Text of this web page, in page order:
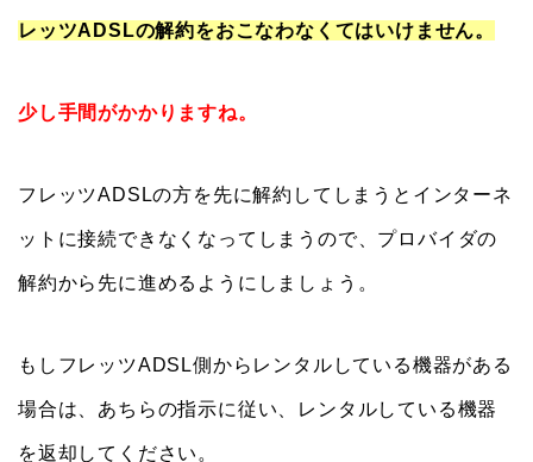
レッツADSLの解約をおこなわなくてはいけません。
少し手間がかかりますね。
フレッツADSLの方を先に解約してしまうとインターネ
ットに接続できなくなってしまうので、プロバイダの
解約から先に進めるようにしましょう。
もしフレッツADSL側からレンタルしている機器がある
場合は、あちらの指示に従い、レンタルしている機器
を返却してください。